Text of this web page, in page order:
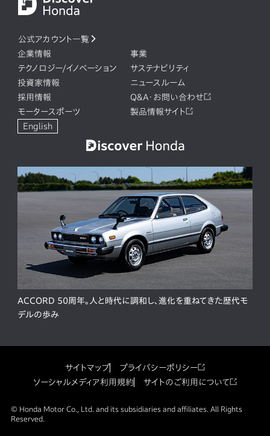
公式アカウント一覧
企業情報
事業
テクノロジー/イノベーション
サステナビリティ
投資家情報
ニュースルーム
採用情報
Q&A・お問い合わせ
モータースポーツ
製品情報サイト
English
ACCORD 50周年。人と時代に調和し、進化を重ねてきた歴代モ
デルの歩み
サイトマップ
プライバシーポリシー
ソーシャルメディア利用規約
サイトのご利用について
© Honda Motor Co., Ltd. and its subsidiaries and affiliates. All Rights
Reserved.